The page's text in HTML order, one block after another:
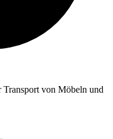
Transport von Möbeln und